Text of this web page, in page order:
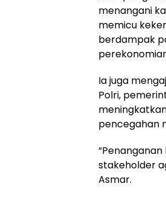
menangani
memicu
berdampak
Ia juga
Polri,
pencegahan
stakeholder
Asmar.